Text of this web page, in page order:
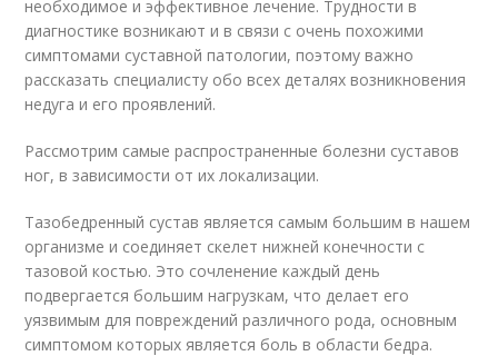
необходимое и эффективное лечение. Трудности в
диагностике возникают и в связи с очень похожими
симптомами суставной патологии, поэтому важно
рассказать специалисту обо всех деталях возникновения
недуга и его проявлений.
Рассмотрим самые распространенные болезни суставов
ног, в зависимости от их локализации.
Тазобедренный сустав является самым большим в нашем
организме и соединяет скелет нижней конечности с
тазовой костью. Это сочленение каждый день
подвергается большим нагрузкам, что делает его
уязвимым для повреждений различного рода, основным
симптомом которых является боль в области бедра.